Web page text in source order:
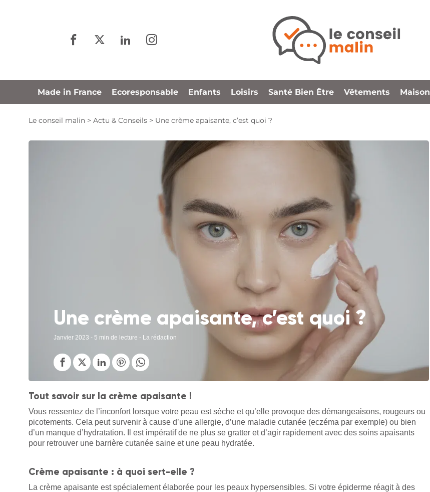
Made in France Ecoresponsable Enfants Loisirs Santé Bien Être Vêtements Maison
Le conseil malin > Actu & Conseils > Une crème apaisante, c’est quoi ?
Une crème apaisante, c’est quoi ?
Janvier 2023 - 5 min de lecture - La rédaction
Tout savoir sur la crème apaisante !
Vous ressentez de l’inconfort lorsque votre peau est sèche et qu’elle provoque des démangeaisons, rougeurs ou
picotements. Cela peut survenir à cause d’une allergie, d’une maladie cutanée (eczéma par exemple) ou bien
d’un manque d’hydratation. Il est impératif de ne plus se gratter et d’agir rapidement avec des soins apaisants
pour retrouver une barrière cutanée saine et une peau hydratée.
Crème apaisante : à quoi sert-elle ?
La crème apaisante est spécialement élaborée pour les peaux hypersensibles. Si votre épiderme réagit à des